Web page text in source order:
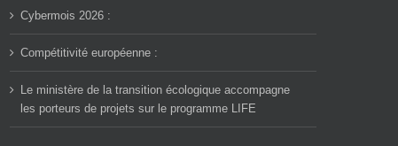
Cybermois 2026 :
Compétitivité européenne :
Le ministère de la transition écologique accompagne
les porteurs de projets sur le programme LIFE